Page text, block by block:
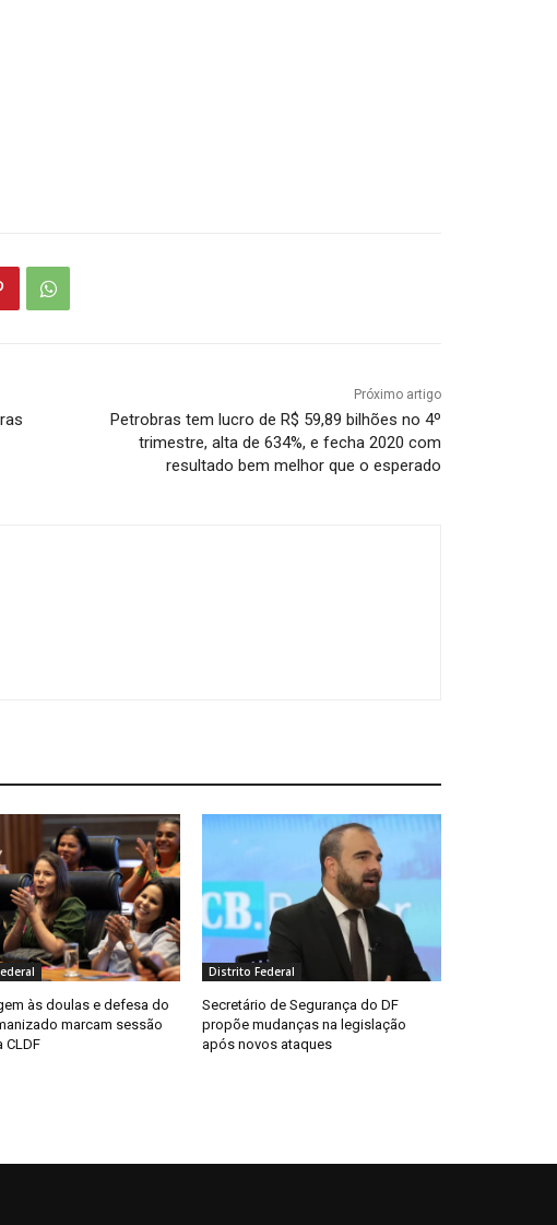
Próximo artigo
Petrobras tem lucro de R$ 59,89 bilhões no 4º
trimestre, alta de 634%, e fecha 2020 com
resultado bem melhor que o esperado
às doulas e defesa do
marcam sessão
CLDF
Distrito Federal
Secretário de Segurança do DF
propõe mudanças na legislação
após novos ataques